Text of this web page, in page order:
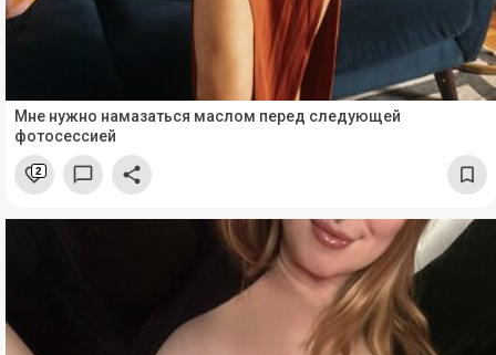
Мне нужно намазаться маслом перед следующей
фотосессией
2